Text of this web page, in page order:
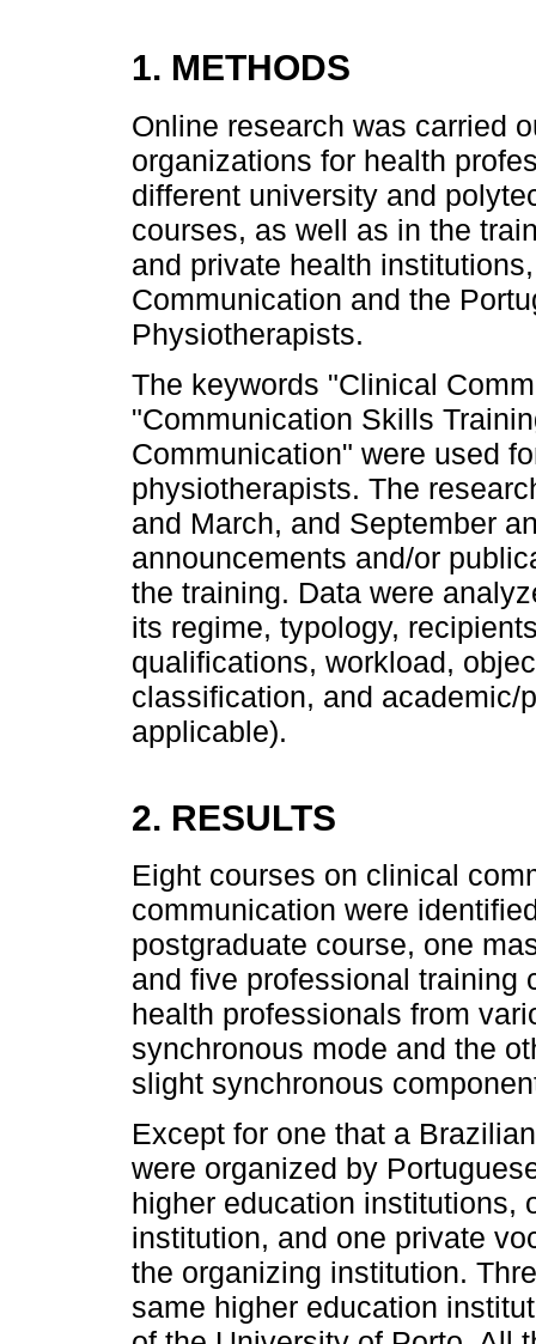
1. METHODS
Online research was carried
organizations for health
different university and
courses, as well as in the
and private health
Communication and the
Physiotherapists.
The keywords "Clinical
"Communication Skills
Communication" were used
physiotherapists. The
and March, and September
announcements and/or
the training. Data were
its regime, typology,
qualifications, workload,
classification, and academic/
applicable).
2. RESULTS
Eight courses on clinical
communication were
postgraduate course, one
and five professional training
health professionals from
synchronous mode and the
slight synchronous
Except for one that a
were organized by
higher education institutions,
institution, and one private
the organizing institution.
same higher education